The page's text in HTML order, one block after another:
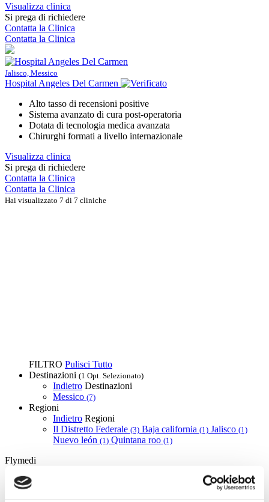
Visualizza clinica
Si prega di richiedere
Contatta la Clinica
Contatta la Clinica
Jalisco, Messico
Hospital Angeles Del Carmen
Alto tasso di recensioni positive
Sistema avanzato di cura post-operatoria
Dotata di tecnologia medica avanzata
Chirurghi formati a livello internazionale
Visualizza clinica
Si prega di richiedere
Contatta la Clinica
Contatta la Clinica
Hai visualizzato 7 di 7 cliniche
FILTRO Pulisci Tutto
Destinazioni (1 Opt. Selezionato)
Indietro Destinazioni
Messico (7)
Regioni
Indietro Regioni
Il Distretto Federale (3) Baja california (1) Jalisco (1)
Nuevo león (1) Quintana roo (1)
Flymedi
TÜRSAB – Le transazioni su flymedi.com sono gestite da
MIRAC SARA TOURISM, un'agenzia di viaggi di Gruppo